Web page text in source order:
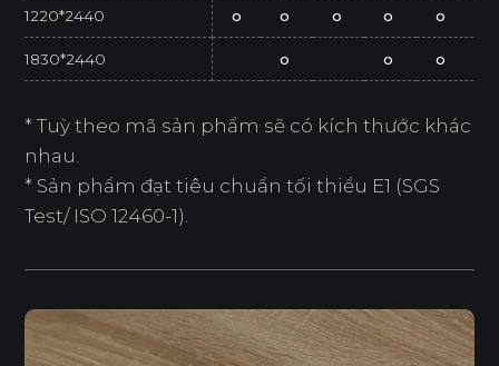
1220*2440 o o o o o
1830*2440 o o o
* Tuỳ theo mã sản phẩm sẽ có kích thước khác
nhau.
* Sản phẩm đạt tiêu chuẩn tối thiểu E1 (SGS
Test/ ISO 12460-1).